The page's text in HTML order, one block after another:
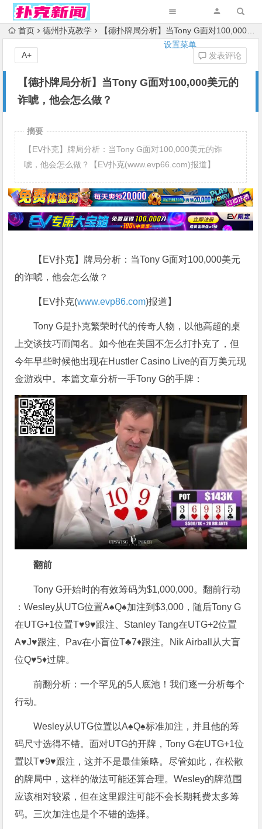
设置菜单
首页 德州扑克教学 【德扑牌局分析】当Tony G面对100,000美元的诈唬，他会怎么做？
【德扑牌局分析】当Tony G面对100,000美元的
诈唬，他会怎么做？
发表评论
A+
摘要
【EV扑克】牌局分析：当Tony G面对100,000美元的诈
唬，他会怎么做？【EV扑克(www.evp66.com)报道】
【EV扑克】牌局分析：当Tony G面对100,000美元
的诈唬，他会怎么做？
【EV扑克(www.evp86.com)报道】
Tony G是扑克繁荣时代的传奇人物，以他高超的桌
上交谈技巧而闻名。如今他在美国不怎么打扑克了，但
今年早些时候他出现在Hustler Casino Live的百万美元现
金游戏中。本篇文章分析一手Tony G的手牌：
翻前
Tony G开始时的有效筹码为$1,000,000。翻前行动
：Wesley从UTG位置A♠Q♠加注到$3,000，随后Tony G
在UTG+1位置T♥9♥跟注、Stanley Tang在UTG+2位置
A♥J♥跟注、Pav在小盲位T♣7♦跟注。Nik Airball从大盲
位Q♥5♦过牌。
前翻分析：一个罕见的5人底池！我们逐一分析每个
行动。
Wesley从UTG位置以A♠Q♠标准加注，并且他的筹
码尺寸选得不错。面对UTG的开牌，Tony G在UTG+1位
置以T♥9♥跟注，这并不是最佳策略。尽管如此，在松散
的牌局中，这样的做法可能还算合理。Wesley的牌范围
应该相对较紧，但在这里跟注可能不会长期耗费太多筹
码。三次加注也是个不错的选择。